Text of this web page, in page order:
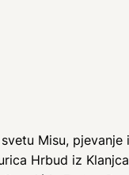
Misu,
Hrbud iz